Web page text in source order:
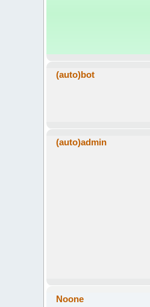
(auto)bot
(auto)admin
Noone